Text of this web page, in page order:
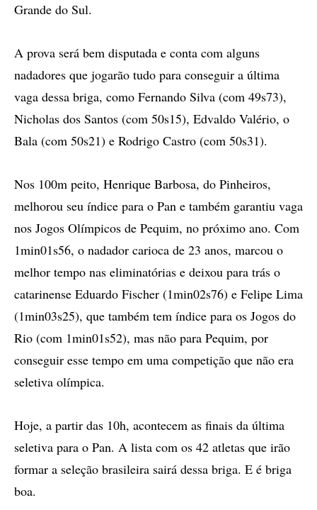
Grande do Sul.
A prova será bem disputada e conta com alguns
nadadores que jogarão tudo para conseguir a última
vaga dessa briga, como Fernando Silva (com 49s73),
Nicholas dos Santos (com 50s15), Edvaldo Valério, o
Bala (com 50s21) e Rodrigo Castro (com 50s31).
Nos 100m peito, Henrique Barbosa, do Pinheiros,
melhorou seu índice para o Pan e também garantiu vaga
nos Jogos Olímpicos de Pequim, no próximo ano. Com
1min01s56, o nadador carioca de 23 anos, marcou o
melhor tempo nas eliminatórias e deixou para trás o
catarinense Eduardo Fischer (1min02s76) e Felipe Lima
(1min03s25), que também tem índice para os Jogos do
Rio (com 1min01s52), mas não para Pequim, por
conseguir esse tempo em uma competição que não era
seletiva olímpica.
Hoje, a partir das 10h, acontecem as finais da última
seletiva para o Pan. A lista com os 42 atletas que irão
formar a seleção brasileira sairá dessa briga. E é briga
boa.